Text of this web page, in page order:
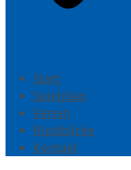
Start
Spielplan
Verein
Rückblicke
Kontakt